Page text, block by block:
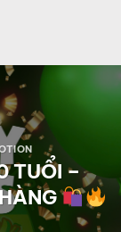
TUỔI –